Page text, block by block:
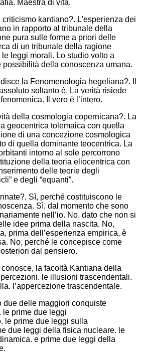
Maestra di vita.
kantiano?. L'esperienza dei
in rapporto al tribunale della
pura sulle forme a priori delle
di un tribunale della ragione
leggi morali. Lo studio volto a
possibilità della conoscenza umana.
la Fenomenologia hegeliana?. Il
soltanto è. La verità risiede
Il vero è l’intero.
della cosmologia copernicana?. La
geocentrica tolemaica con quella
di una concezione cosmologica
di quella dominante teocentrica. La
intorno al sole percorrono
della teoria eliocentrica con
delle teorie degli
e degli “equanti”.
Sì, perché costituiscono le
Sì, dal momento che sono
nell’io. No, dato che non si
idee prima della nascita. No,
prima dell’esperienza empirica, è
No, perché le concepisce come
dal pensiero.
conosce, la facoltà Kantiana della
le illusioni trascendentali.
l’appercezione trascendentale.
due delle maggiori conquiste
prime due leggi
le prime due leggi sulla
due leggi della fisica nucleare. le
e prime due leggi della